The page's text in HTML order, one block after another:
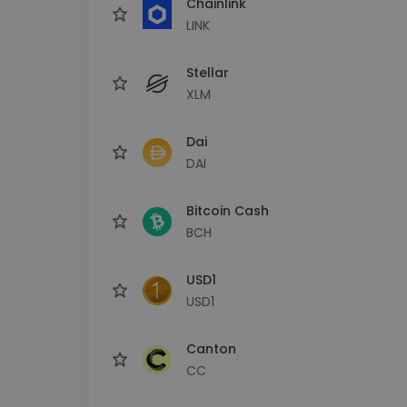
LINK
Stellar
XLM
Dai
DAI
Bitcoin Cash
BCH
USD1
USD1
Canton
CC